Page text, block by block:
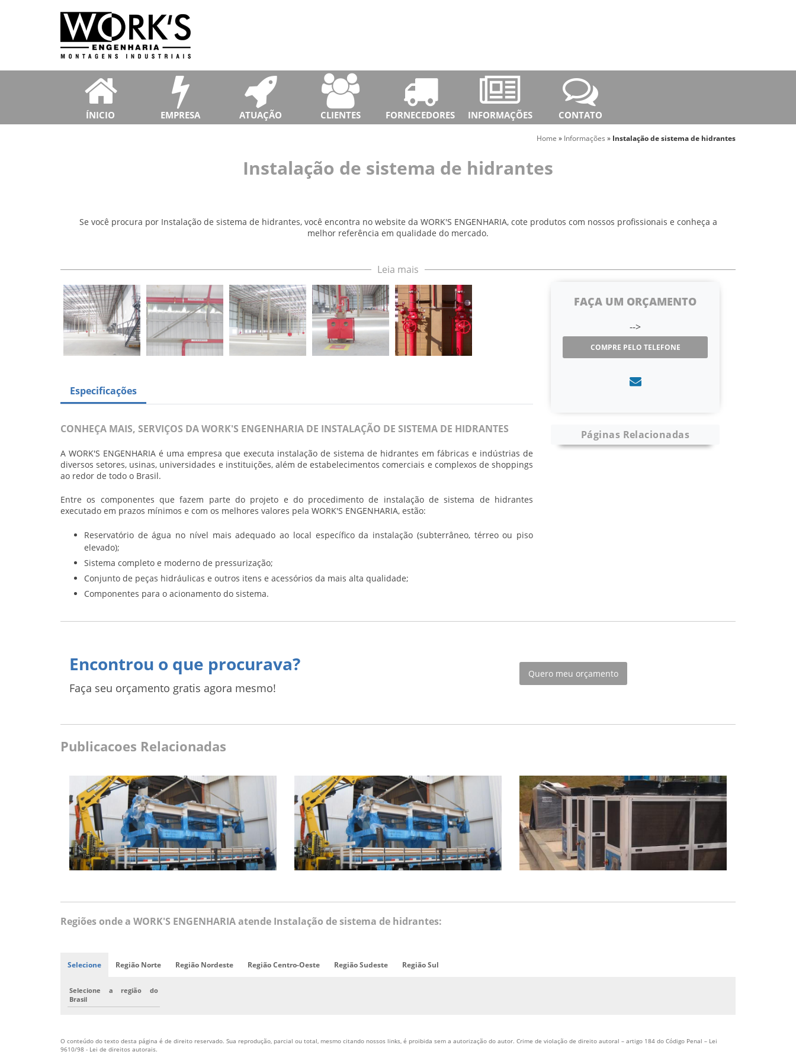
ÍNICIO EMPRESA ATUAÇÃO CLIENTES FORNECEDORES INFORMAÇÕES CONTATO
Home » Informações » Instalação de sistema de hidrantes
Instalação de sistema de hidrantes
Se você procura por Instalação de sistema de hidrantes, você encontra no website da WORK'S ENGENHARIA, cote produtos com nossos profissionais e conheça a
melhor referência em qualidade do mercado.
Leia mais
Especificações
CONHEÇA MAIS, SERVIÇOS DAWORK'S ENGENHARIA DE INSTALAÇÃO DE SISTEMA DE HIDRANTES
A WORK'S ENGENHARIA é uma empresa que executa instalação de sistema de hidrantes em fábricas e indústrias de
diversos setores, usinas, universidades e instituições, além de estabelecimentos comerciais e complexos de shoppings
ao redor de todo o Brasil.
Entre os componentes que fazem parte do projeto e do procedimento de instalação de sistema de hidrantes
executado em prazos mínimos e com os melhores valores pela WORK'S ENGENHARIA, estão:
Reservatório de água no nível mais adequado ao local específico da instalação (subterrâneo, térreo ou piso
elevado);
Sistema completo e moderno de pressurização;
Conjunto de peças hidráulicas e outros itens e acessórios da mais alta qualidade;
Componentes para o acionamento do sistema.
FAÇA UM ORÇAMENTO
-->
COMPRE PELO TELEFONE
Páginas Relacionadas
Encontrou o que procurava?
Faça seu orçamento gratis agora mesmo!
Quero meu orçamento
Publicacoes Relacionadas
Regiões onde a WORK'S ENGENHARIA atende Instalação de sistema de hidrantes:
Selecione Região Norte Região Nordeste Região Centro-Oeste Região Sudeste Região Sul
Selecione a região do
Brasil
O conteúdo do texto desta página é de direito reservado. Sua reprodução, parcial ou total, mesmo citando nossos links, é proibida sem a autorização do autor. Crime de violação de direito autoral – artigo 184 do Código Penal – Lei
9610/98 - Lei de direitos autorais.